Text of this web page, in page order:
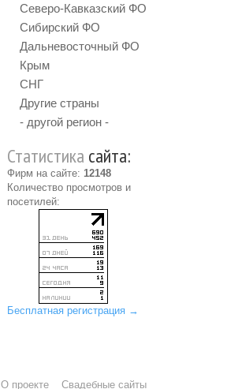
Северо-Кавказский ФО
Сибирский ФО
Дальневосточный ФО
Крым
СНГ
Другие страны
- другой регион -
Статистика сайта:
Фирм на сайте: 12148
Количество просмотров и
посетилей:
Бесплатная регистрация →
О проекте Свадебные сайты